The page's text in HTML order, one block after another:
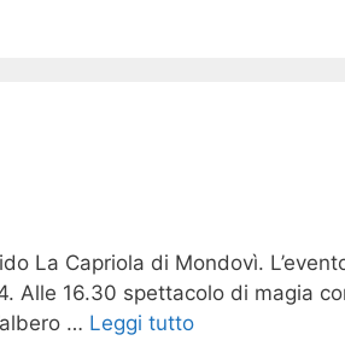
La Capriola di Mondovì.
Alle 16.30 spettacolo di magia
… Leggi tutto